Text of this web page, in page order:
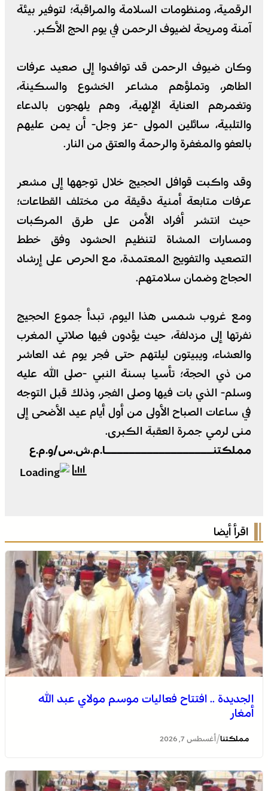
الرقمية، ومنظومات السلامة والمراقبة؛ لتوفير بيئة
آمنة ومريحة لضيوف الرحمن في يوم الحج الأكبر.
وكان ضيوف الرحمن قد توافدوا إلى صعيد عرفات
الطاهر، وتملؤهم مشاعر الخشوع والسكينة،
وتغمرهم العناية الإلهية، وهم يلهجون بالدعاء
والتلبية، سائلين المولى -عز وجل- أن يمن عليهم
بالعفو والمغفرة والرحمة والعتق من النار.
وقد واكبت قوافل الحجيج خلال توجهها إلى مشعر
عرفات متابعة أمنية دقيقة من مختلف القطاعات؛
حيث انتشر أفراد الأمن على طرق المركبات
ومسارات المشاة لتنظيم الحشود وفق خطط
التصعيد والتفويج المعتمدة، مع الحرص على إرشاد
الحجاج وضمان سلامتهم.
ومع غروب شمس هذا اليوم، تبدأ جموع الحجيج
نفرتها إلى مزدلفة، حيث يؤدون فيها صلاتي المغرب
والعشاء، ويبيتون ليلتهم حتى فجر يوم غد العاشر
من ذي الحجة؛ تأسيا بسنة النبي -صلى الله عليه
وسلم- الذي بات فيها وصلى الفجر، وذلك قبل التوجه
في ساعات الصباح الأولى من أول أيام عيد الأضحى إلى
منى لرمي جمرة العقبة الكبرى.
مملكتنــــــــــــــــــا.م.ش.س/و.م.ع
اقرأ أيضا
الجديدة .. افتتاح فعاليات موسم مولاي عبد الله
أمغار
مملكتنا/ أغسطس 7, 2026